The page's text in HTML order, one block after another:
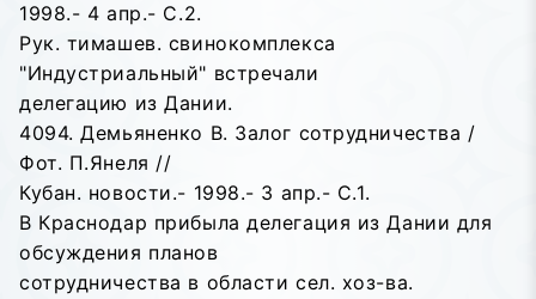
1998.- 4 апр.- С.2.
Рук. тимашев. свинокомплекса
"Индустриальный" встречали
делегацию из Дании.
4094. Демьяненко В. Залог сотрудничества /
Фот. П.Янеля //
Кубан. новости.- 1998.- 3 апр.- С.1.
В Краснодар прибыла делегация из Дании для
обсуждения планов
сотрудничества в области сел. хоз-ва.